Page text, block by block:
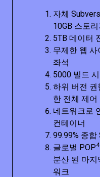
자체
10GB 스토
5TB 데이터
무제한 웹
좌석
5000 빌드
하위 버전 권
한 전체 제어
네트워크로
컨테이너
99.99% 종합
글로벌 POP4
분산 된 마
워크